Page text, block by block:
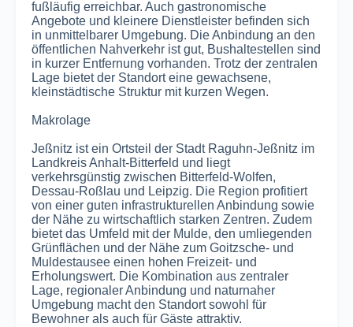
fußläufig erreichbar. Auch gastronomische
Angebote und kleinere Dienstleister befinden sich
in unmittelbarer Umgebung. Die Anbindung an den
öffentlichen Nahverkehr ist gut, Bushaltestellen sind
in kurzer Entfernung vorhanden. Trotz der zentralen
Lage bietet der Standort eine gewachsene,
kleinstädtische Struktur mit kurzen Wegen.
Makrolage
Jeßnitz ist ein Ortsteil der Stadt Raguhn-Jeßnitz im
Landkreis Anhalt-Bitterfeld und liegt
verkehrsgünstig zwischen Bitterfeld-Wolfen,
Dessau-Roßlau und Leipzig. Die Region profitiert
von einer guten infrastrukturellen Anbindung sowie
der Nähe zu wirtschaftlich starken Zentren. Zudem
bietet das Umfeld mit der Mulde, den umliegenden
Grünflächen und der Nähe zum Goitzsche- und
Muldestausee einen hohen Freizeit- und
Erholungswert. Die Kombination aus zentraler
Lage, regionaler Anbindung und naturnaher
Umgebung macht den Standort sowohl für
Bewohner als auch für Gäste attraktiv.